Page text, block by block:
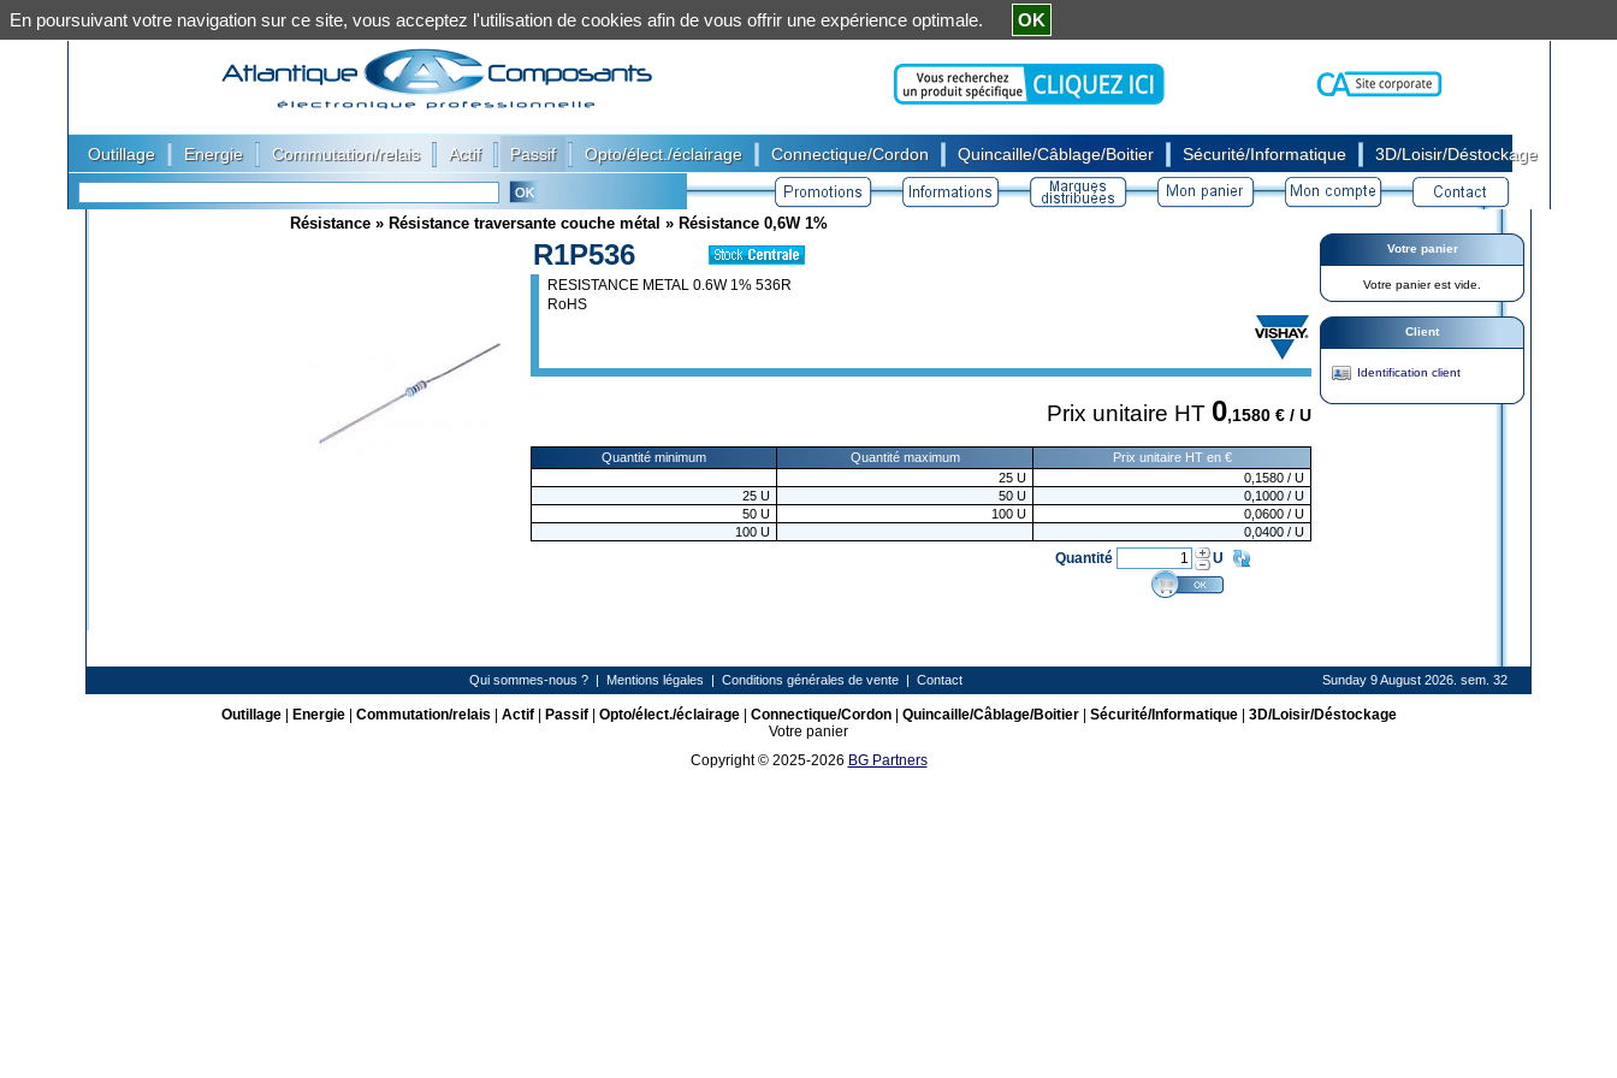
Outillage Energie Commutation/relais Actif Passif Opto/élect./éclairage Connectique/Cordon Quincaille/Câblage/Boitier Sécurité/Informatique 3D/Loisir/Déstockage
Résistance » Résistance traversante couche métal » Résistance 0,6W 1%
R1P536
RESISTANCE METAL 0.6W 1% 536R
RoHS
Prix unitaire HT 0,1580 € / U
Quantité minimum Quantité maximum
Prix unitaire HT en €
25 U 0,1580 / U
25 U 50 U 0,1000 / U
50 U 100 U 0,0600 / U
100 U 0,0400 / U
Quantité U
Votre panier
Votre panier est vide.
Client
Identification client
Qui sommes-nous ? | Mentions légales | Conditions générales de vente | Contact Sunday 9 August 2026. sem. 32
Outillage| Energie| Commutation/relais Actif| Passif| Opto/élect./éclairage| Connectique/Cordon| Quincaille/Câblage/Boitier| Sécurité/Informatique| 3D/Loisir/Déstockage
Votre panier
Copyright © 2025-2026 BG Partners
En poursuivant votre navigation sur ce site, vous acceptez l'utilisation de cookies afin de vous offrir une expérience optimale. OK